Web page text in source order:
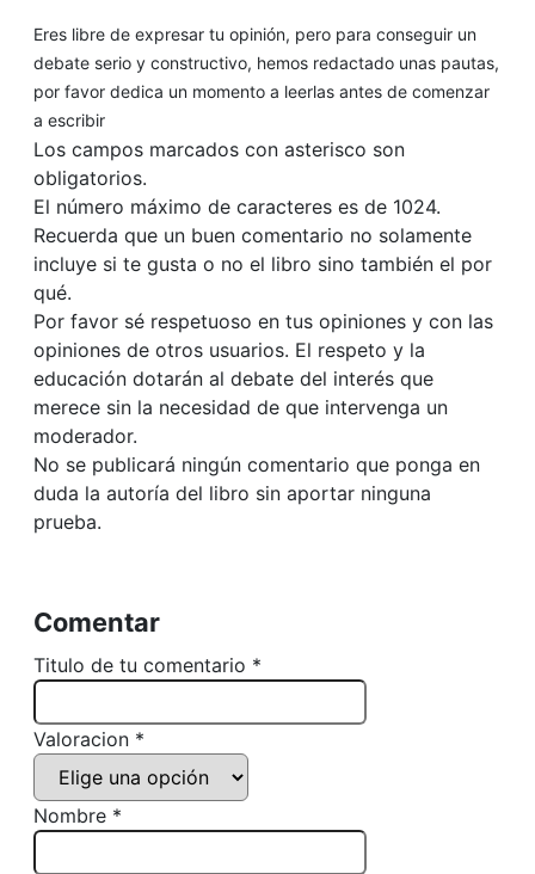
Eres libre de expresar tu opinión, pero para conseguir un
debate serio y constructivo, hemos redactado unas pautas,
por favor dedica un momento a leerlas antes de comenzar
a escribir
Los campos marcados con asterisco son
obligatorios.
El número máximo de caracteres es de 1024.
Recuerda que un buen comentario no solamente
incluye si te gusta o no el libro sino también el por
qué.
Por favor sé respetuoso en tus opiniones y con las
opiniones de otros usuarios. El respeto y la
educación dotarán al debate del interés que
merece sin la necesidad de que intervenga un
moderador.
No se publicará ningún comentario que ponga en
duda la autoría del libro sin aportar ninguna
prueba.
Comentar
Titulo de tu comentario *
Valoracion *
Nombre *